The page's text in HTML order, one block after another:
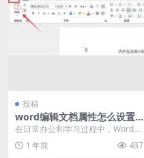
投稿
word编辑文档属性怎么设置
（文档属性在哪里找）
在日常办公和学习过程中，Word文
档是我们最常使用的工具之一。当
我们创建一篇文档...
1 年前 437